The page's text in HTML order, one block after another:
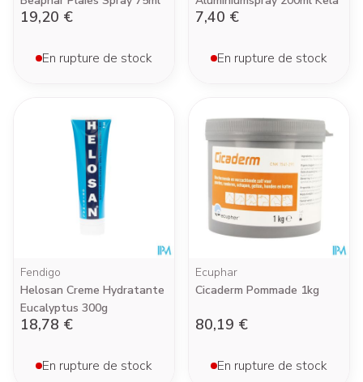
19,20 €
En rupture de stock
7,40 €
En rupture de stock
Fendigo
Helosan Creme Hydratante
Eucalyptus 300g
18,78 €
En rupture de stock
Ecuphar
Cicaderm Pommade 1kg
80,19 €
En rupture de stock